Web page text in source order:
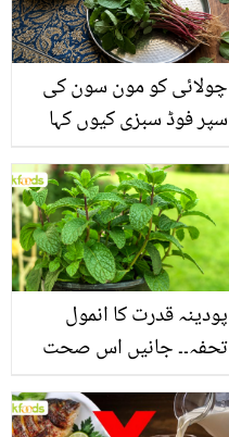
چولائی کو مون سون کی
سپر فوڈ سبزی کیوں کہا
منرلز اور اینٹی آکسیڈنٹس
سے بھرپور اس سبزی کے
فائدے
پودینہ قدرت کا انمول
تحفہ۔۔ جانیں اس صحت
انگیز طبی فوائد